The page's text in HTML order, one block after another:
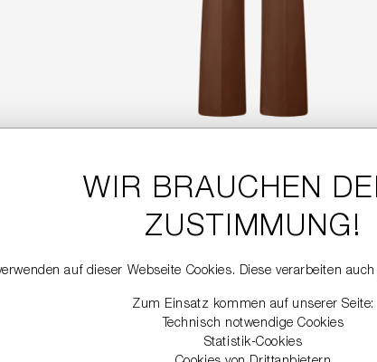
LEDERHOSE
699,99 €
NEW
WIR BRAUCHEN
ZUSTIMMUNG!
auf dieser Webseite Cookies. Diese verarbeiten
Zum Einsatz kommen auf unserer Seite:
Technisch notwendige Cookies
Statistik-Cookies